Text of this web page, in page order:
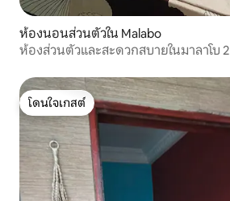
ห้องนอนส่วนตัวใน Malabo
ห้องส่วนตัวและสะดวกสบายในมาลาโบ 2
โดนใจเกสต์
โดนใจเกสต์